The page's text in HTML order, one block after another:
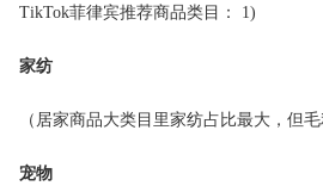
TikTok菲律宾推荐商品类目： 1)
家纺
（居家商品大类目里家纺占比最大，但
宠物